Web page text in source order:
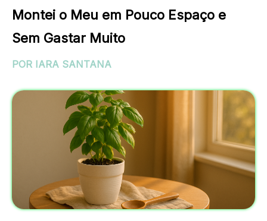
Montei o Meu em Pouco Espaço e
Sem Gastar Muito
POR IARA SANTANA